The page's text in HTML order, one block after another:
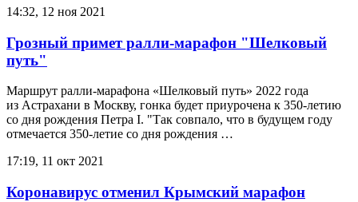
14:32, 12 ноя 2021
Грозный примет ралли-марафон "Шелковый
путь"
Маршрут ралли-марафона «Шелковый путь» 2022 года
из Астрахани в Москву, гонка будет приурочена к 350-летию
со дня рождения Петра I. "Так совпало, что в будущем году
отмечается 350-летие со дня рождения …
17:19, 11 окт 2021
Коронавирус отменил Крымский марафон